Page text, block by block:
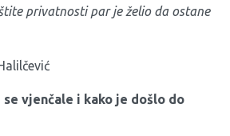
privatnosti par je želio da ostane
se vjenčale i kako je došlo do